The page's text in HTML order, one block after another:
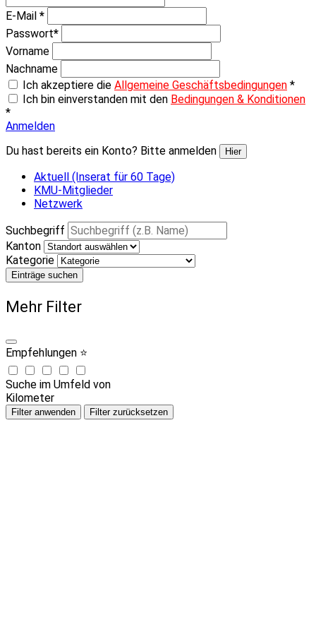
E-Mail *
Passwort*
Vorname
Nachname
Ich akzeptiere die Allgemeine Geschäftsbedingungen *
Ich bin einverstanden mit den Bedingungen & Konditionen
*
Anmelden
Du hast bereits ein Konto? Bitte anmelden
Hier
Aktuell (Inserat für 60 Tage)
KMU-Mitglieder
Netzwerk
Suchbegriff
Kanton
Kategorie
Einträge suchen
Mehr Filter
Empfehlungen ⭐
Suche im Umfeld von
Kilometer
Filter anwenden Filter zurücksetzen